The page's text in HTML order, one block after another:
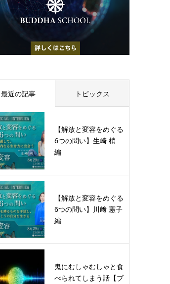
最近の記事 トピックス
【解放と変容をめぐる
6つの問い】生崎 梢
編
【解放と変容をめぐる
6つの問い】川﨑 憲子
編
鬼にむしゃむしゃと食
べられてしまう話【ブ